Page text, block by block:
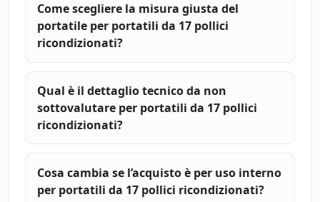
Come scegliere la misura giusta del
portatile per portatili da 17 pollici
ricondizionati?
Qual è il dettaglio tecnico da non
sottovalutare per portatili da 17 pollici
ricondizionati?
Cosa cambia se l’acquisto è per uso interno
per portatili da 17 pollici ricondizionati?